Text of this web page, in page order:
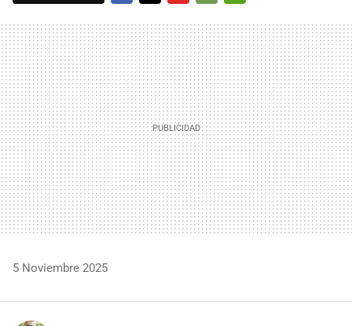
MAIL
5 Noviembre 2025